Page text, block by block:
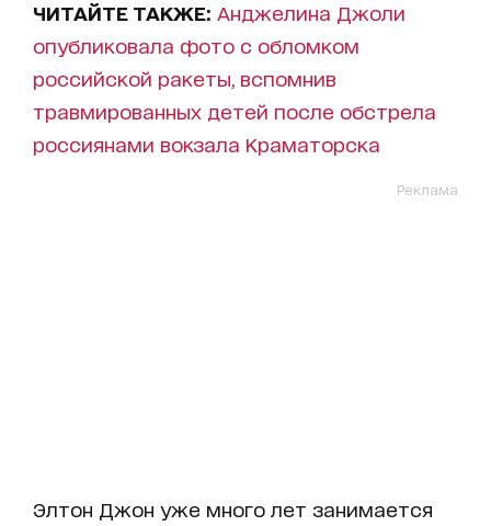
ЧИТАЙТЕ ТАКЖЕ: Анджелина Джоли
опубликовала фото с обломком
российской ракеты, вспомнив
травмированных детей после обстрела
россиянами вокзала Краматорска
Реклама
Элтон Джон уже много лет занимается